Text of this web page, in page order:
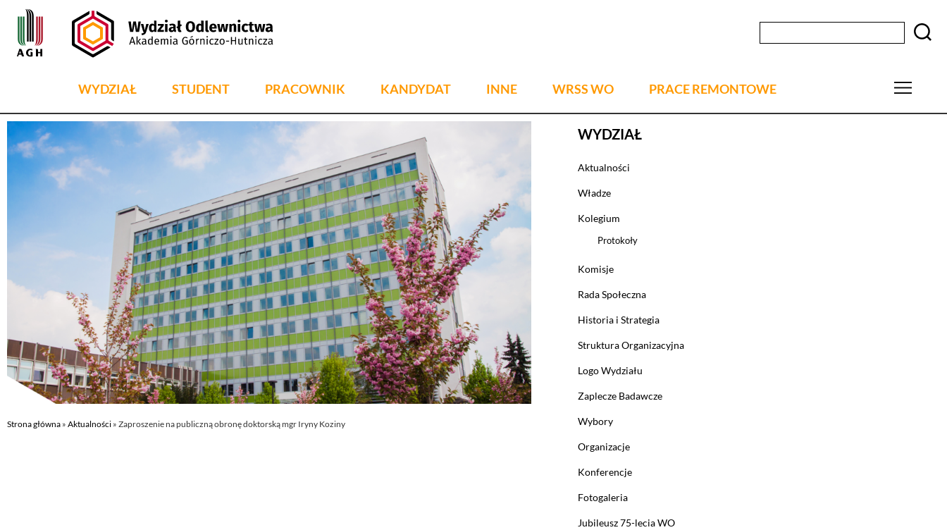
WYDZIAŁ STUDENT PRACOWNIK KANDYDAT INNE WRSS WO PRACE REMONTOWE
Strona główna » Aktualności » Zaproszenie na publiczną obronę doktorską mgr Iryny Koziny
WYDZIAŁ
Aktualności
Władze
Kolegium
Protokoły
Komisje
Rada Społeczna
Historia i Strategia
Struktura Organizacyjna
Logo Wydziału
Zaplecze Badawcze
Wybory
Organizacje
Konferencje
Fotogaleria
Jubileusz 75-lecia WO